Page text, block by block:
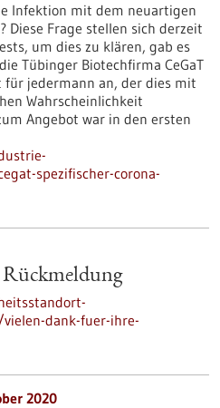
Infektion mit dem neuartigen
Diese Frage stellen sich derzeit
um dies zu klären, gab es
Tübinger Biotechfirma CeGaT
jedermann an, der dies mit
Wahrscheinlichkeit
Angebot war in den ersten
spezifischer-corona-
dank-fuer-ihre-
2020